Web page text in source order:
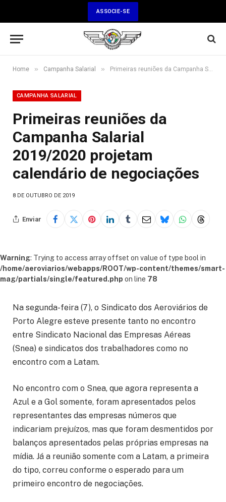
ASSOCIE-SE
Home » Campanha Salarial » Primeiras reuniões da Campanha Salarial 2019/2020 projetam calendário de negociações
CAMPANHA SALARIAL
Primeiras reuniões da
Campanha Salarial
2019/2020 projetam
calendário de negociações
8 DE OUTUBRO DE 2019
Enviar
Warning: Trying to access array offset on value of type bool in
/home/aeroviarios/webapps/ROOT/wp-content/themes/smart-
mag/partials/single/featured.php on line 78
Na segunda-feira (7), o Sindicato dos Aeroviários de
Porto Alegre esteve presente tanto no encontro
entre Sindicato Nacional das Empresas Aéreas
(Snea) e sindicatos dos trabalhadores como no
encontro com a Latam.
No encontro com o Snea, que agora representa a
Azul e a Gol somente, foram apresentados pelos
representantes das empresas números que
indicariam prejuízos, mas que foram desmentidos por
balanços apresentados pelas próprias empresas na
mídia. Já a reunião somente com a Latam, a primeira
do tipo, correu conforme o esperado para um
primeiro encontro de negociações.